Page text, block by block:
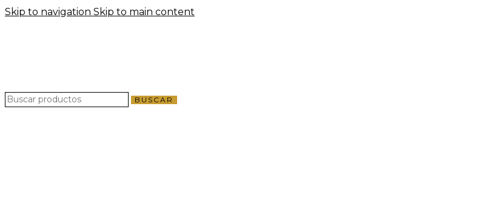
Skip to navigation Skip to main content
BUSCAR